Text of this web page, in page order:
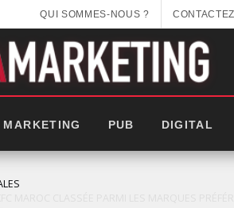
QUI SOMMES-NOUS ?
MARKETING PUB DIGITAL